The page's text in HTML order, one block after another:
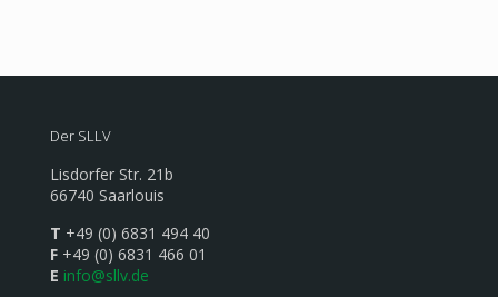
Der SLLV
Lisdorfer Str. 21b
66740 Saarlouis
T +49 (0) 6831 494 40
F +49 (0) 6831 466 01
E info@sllv.de